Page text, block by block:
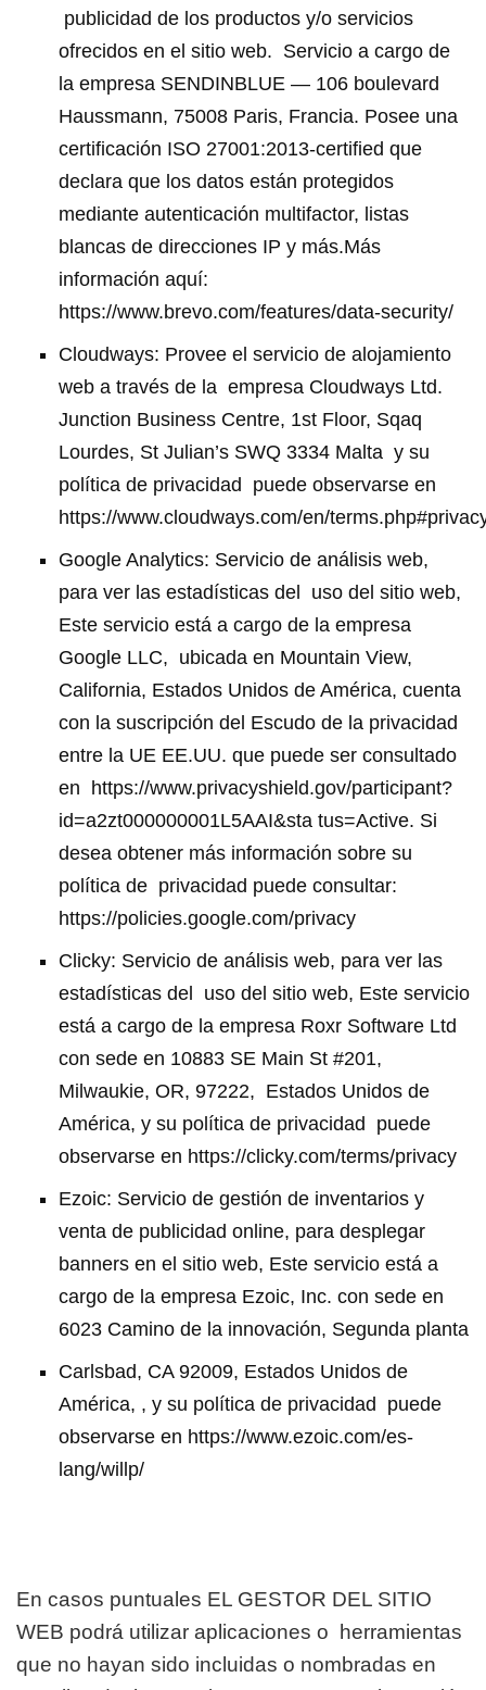
publicidad de los productos y/o servicios
ofrecidos en el sitio web. Servicio a cargo de
la empresa SENDINBLUE — 106 boulevard
Haussmann, 75008 Paris, Francia. Posee una
certificación ISO 27001:2013-certified que
declara que los datos están protegidos
mediante autenticación multifactor, listas
blancas de direcciones IP y más.Más
información aquí:
https://www.brevo.com/features/data-security/
Cloudways: Provee el servicio de alojamiento
web a través de la empresa Cloudways Ltd.
Junction Business Centre, 1st Floor, Sqaq
Lourdes, St Julian’s SWQ 3334 Malta y su
política de privacidad
puede observarse en
https://www.cloudways.com/en/
Google Analytics: Servicio de análisis web,
para ver las estadísticas del
uso del sitio web,
Este servicio está a cargo de la empresa
Google LLC, ubicada en Mountain View,
California, Estados Unidos de América, cuenta
con la suscripción del Escudo de la privacidad
entre la UE EE.UU. que puede ser consultado
en
https://www.privacyshield.gov/participant?
id=a2zt000000001L5AAI&sta tus=Active. Si
desea obtener más información sobre su
política de privacidad puede consultar:
https://policies.google.com/privacy
Clicky: Servicio de análisis web, para ver las
estadísticas del
uso del sitio web, Este servicio
está a cargo de la empresa Roxr Software Ltd
con sede en 10883 SE Main St #201,
Milwaukie, OR, 97222, Estados Unidos de
América, y su política de privacidad
puede
observarse en https://clicky.com/terms/privacy
Ezoic: Servicio de gestión de inventarios y
venta de publicidad online, para desplegar
banners en el sitio web, Este servicio está a
cargo de la empresa Ezoic, Inc. con sede en
6023 Camino de la innovación, Segunda planta
Carlsbad, CA 92009, Estados Unidos de
América, , y su política de privacidad puede
observarse en https://www.ezoic.com/es-
lang/willp/
En casos puntuales EL GESTOR DEL SITIO
WEB podrá utilizar aplicaciones o
herramientas
que no hayan sido incluidas o nombradas en